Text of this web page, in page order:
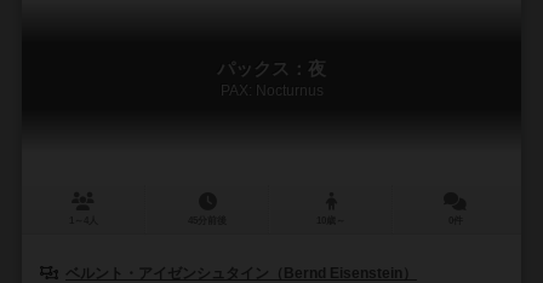
パックス：夜
PAX: Nocturnus
ベルント・アイゼンシュタイン（Bernd Eisenstein）